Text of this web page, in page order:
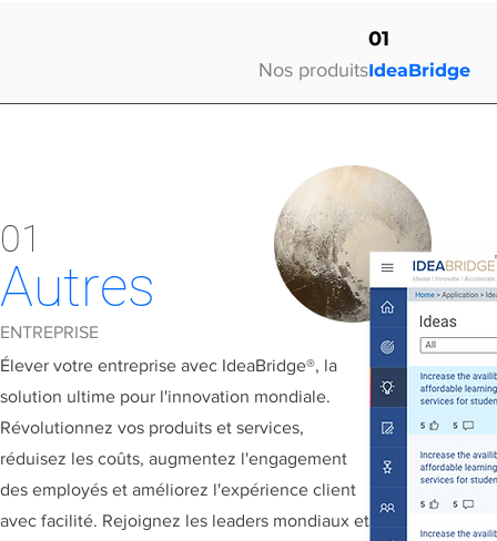
Nos produits
01
IdeaBridge
Autres
01
Élever votre entreprise avec IdeaBridge®, la
solution ultime pour l'innovation mondiale.
Révolutionnez vos produits et services,
réduisez les coûts, augmentez l'engagement
des employés et améliorez l'expérience client
avec facilité. Rejoignez les leaders mondiaux et
ENTREPRISE